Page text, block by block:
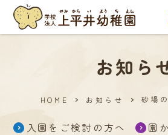
お知ら
HOME お知らせ 砂場
入園をご検討の方へ
園